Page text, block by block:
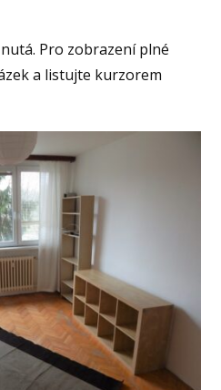
Pro zobrazení plné
a listujte kurzorem